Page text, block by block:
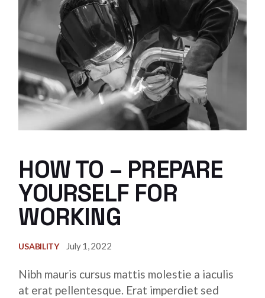
HOW TO – PREPARE
YOURSELF FOR
WORKING
USABILITY July 1, 2022
Nibh mauris cursus mattis molestie a iaculis
at erat pellentesque. Erat imperdiet sed